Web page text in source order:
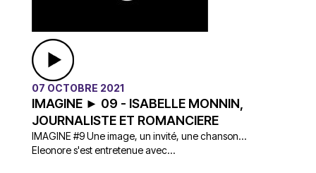
07 OCTOBRE 2021
IMAGINE ► 09 - ISABELLE MONNIN,
JOURNALISTE ET ROMANCIERE
IMAGINE #9 Une image, un invité, une chanson…
Eleonore s'est entretenue avec...